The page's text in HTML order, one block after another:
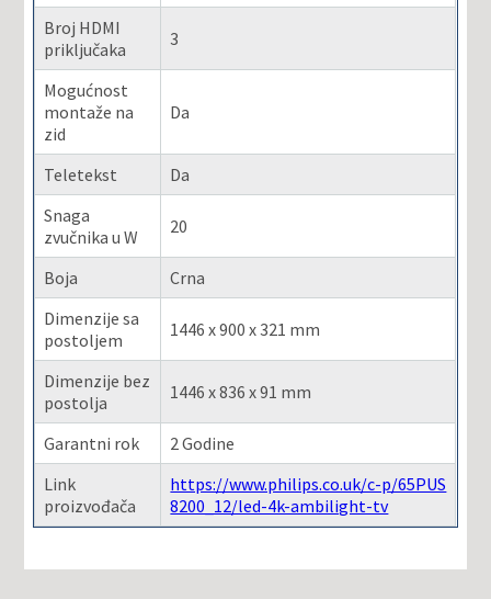
Broj HDMI
priključaka
3
Mogućnost
montaže na
zid
Da
Teletekst
Da
Snaga
zvučnika u W
20
Boja
Crna
Dimenzije sa
postoljem
1446 x 900 x 321 mm
Dimenzije bez
postolja
1446 x 836 x 91 mm
Garantni rok
2 Godine
Link
proizvođača
https://www.philips.co.uk/c-p/65PUS
8200_12/led-4k-ambilight-tv